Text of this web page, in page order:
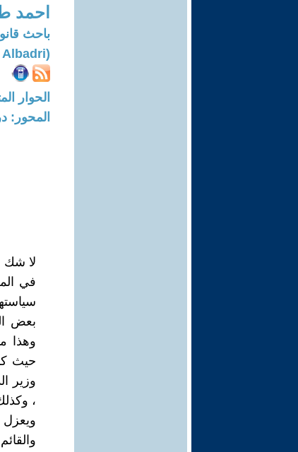
احمد
باحث
(Ahmed Talal Albadri)
الحوار المتمدن-
المحور:
لا شك
في
بعض
حيث
وزير
،
ويعزل